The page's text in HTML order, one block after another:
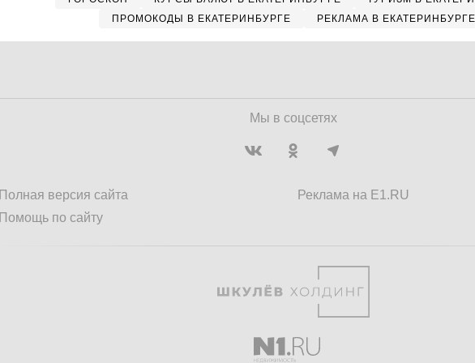
ПРОМОКОДЫ В ЕКАТЕРИНБУРГЕ
РЕКЛАМА В ЕКАТЕРИНБУРГЕ
Мы в соцсетях
Полная версия сайта
Помощь по сайту
Реклама на E1.RU